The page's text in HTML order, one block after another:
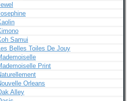
Samui
Belles Toiles De Jouy
Print
Orleans
Alley